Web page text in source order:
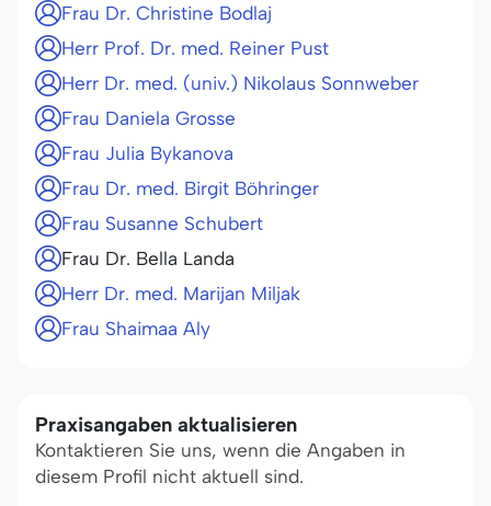
Frau Dr. Christine Bodlaj
Herr Prof. Dr. med. Reiner Pust
Herr Dr. med. (univ.) Nikolaus Sonnweber
Frau Daniela Grosse
Frau Julia Bykanova
Frau Dr. med. Birgit Böhringer
Frau Susanne Schubert
Frau Dr. Bella Landa
Herr Dr. med. Marijan Miljak
Frau Shaimaa Aly
Praxisangaben aktualisieren
Kontaktieren Sie uns, wenn die Angaben in
diesem Profil nicht aktuell sind.